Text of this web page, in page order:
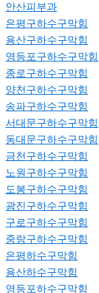
안산피부과
은평구하수구막힘
용산구하수구막힘
영등포구하수구막힘
종로구하수구막힘
양천구하수구막힘
송파구하수구막힘
서대문구하수구막힘
동대문구하수구막힘
금천구하수구막힘
노원구하수구막힘
도봉구하수구막힘
광진구하수구막힘
구로구하수구막힘
중랑구하수구막힘
은평하수구막힘
용산하수구막힘
영등포하수구막힘